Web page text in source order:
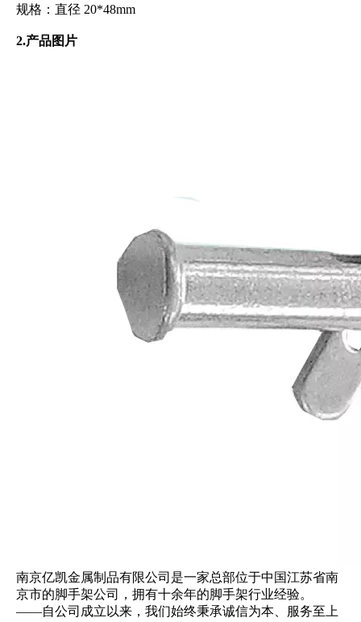
规格：直径 20*48mm
2.产品图片
南京亿凯金属制品有限公司是一家总部位于中国江苏省南
京市的脚手架公司，拥有十余年的脚手架行业经验。
——自公司成立以来，我们始终秉承诚信为本、服务至上